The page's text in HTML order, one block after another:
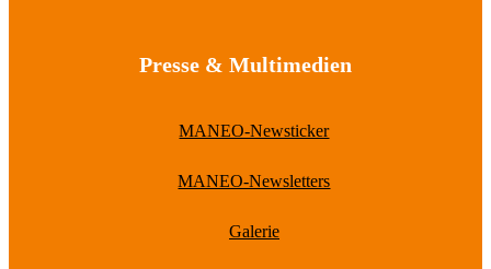
Presse & Multimedien
MANEO-Newsticker
MANEO-Newsletters
Galerie